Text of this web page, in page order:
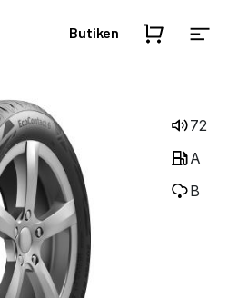
Butiken
72
A
B